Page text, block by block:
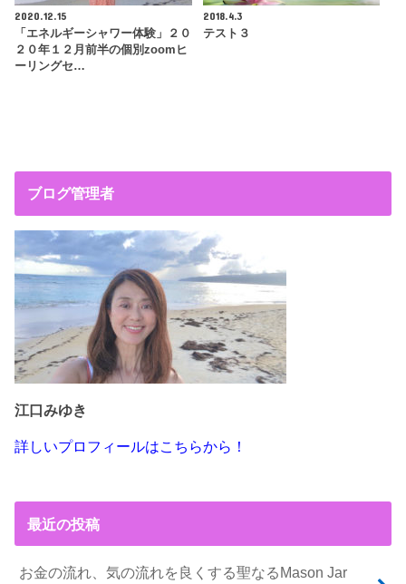
2020.12.15
「エネルギーシャワー体験」２０
２０年１２月前半の個別zoomヒ
ーリングセ…
2018.4.3
テスト３
ブログ管理者
江口みゆき
詳しいプロフィールはこちらから！
最近の投稿
お金の流れ、気の流れを良くする聖なるMason Jar